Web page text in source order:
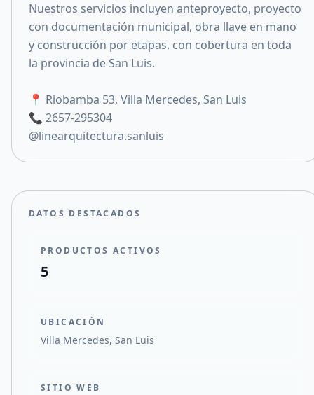
Nuestros servicios incluyen anteproyecto, proyecto
con documentación municipal, obra llave en mano
y construcción por etapas, con cobertura en toda
la provincia de San Luis.
📍 Riobamba 53, Villa Mercedes, San Luis
📞 2657-295304
@linearquitectura.sanluis
DATOS DESTACADOS
PRODUCTOS ACTIVOS
5
UBICACIÓN
Villa Mercedes, San Luis
SITIO WEB